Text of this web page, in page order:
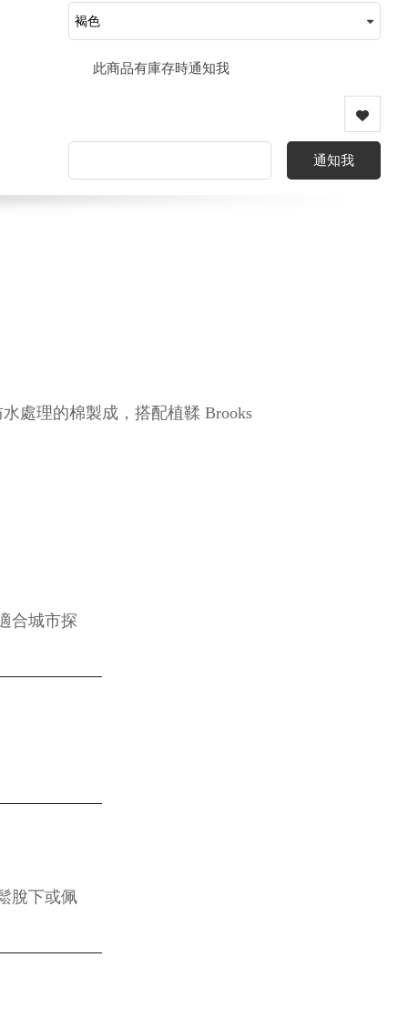
此商品有庫存時通知我
通知我
處理的棉製成，搭配植鞣 Brooks
合城市探
脫下或佩